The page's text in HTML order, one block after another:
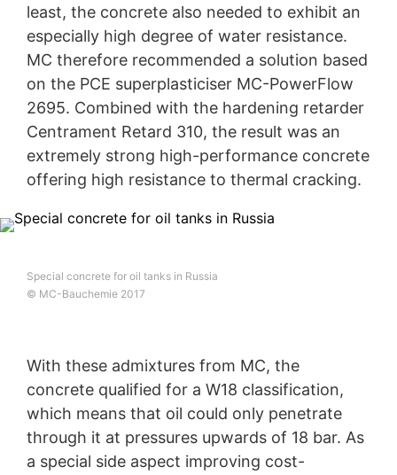
least, the concrete also needed to exhibit an
especially high degree of water resistance.
MC therefore recommended a solution based
on the PCE superplasticiser MC-PowerFlow
2695. Combined with the hardening retarder
Centrament Retard 310, the result was an
extremely strong high-performance concrete
offering high resistance to thermal cracking.
Special concrete for oil tanks in Russia
© MC-Bauchemie 2017
With these admixtures from MC, the
concrete qualified for a W18 classification,
which means that oil could only penetrate
through it at pressures upwards of 18 bar. As
a special side aspect improving cost-
YouTube se koristi kako bi naš sajt bio privlačan. Ovo
predstavlja opravdani interes u skladu sa čl. 6 paragraf
1 (f) GDPR. Više informacija o rukovanju korisničkim
podacima možete pronaći u izjavi o zaštiti podataka
YouTube-a pod
https://www.google.de/intl/de/policies/privacy
Opoziv vaše saglasnosti za obradu vaših podataka
Neke operacije obrade podataka su moguće samo uz
vašu izričitu saglasnost. Možete opozvati vašu
saglasnost u bilo kom trenutku sa stupanjem na snagu u
ovakav zahtev. Podaci koji su obrađeni prije nego što
Pravo da se podnose žalbe regulatornim organima
pitanja koja se odnose na zakonodavstvo o zaštiti
podataka je:
Landesbeauftragte fur Datenschutz und
Informationsfreiheit NRV, Dusseldorf.
Pravo na prenosivost podataka
Imate pravo da imate podatke koje obrađujemo na